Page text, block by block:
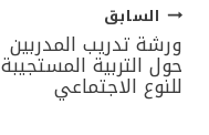
تصفّح
المقالات
السابق
ورشة تدريب المدربين
حول التربية المستجيبة
للنوع الاجتماعي